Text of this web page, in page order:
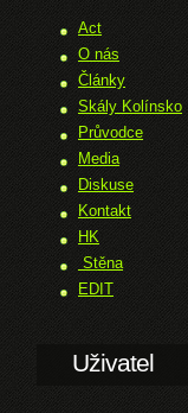
Act
O nás
Články
Skály Kolínsko
Průvodce
Media
Diskuse
Kontakt
HK
Stěna
EDIT
Uživatel